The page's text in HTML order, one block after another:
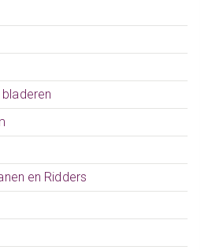
en Ridders